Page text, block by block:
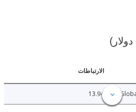
الارتباطات
13.94